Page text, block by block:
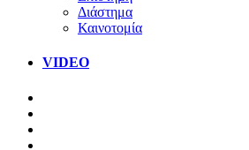
Διάστημα
Καινοτομία
VIDEO